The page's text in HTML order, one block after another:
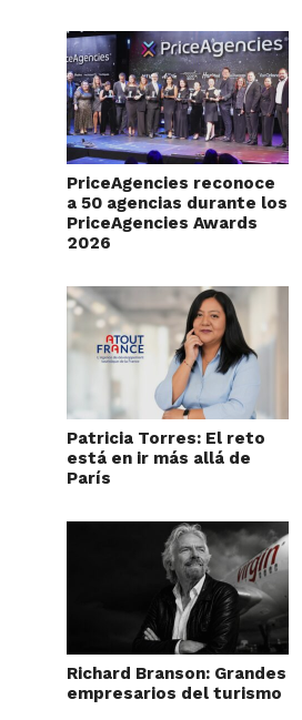
PriceAgencies reconoce
a 50 agencias durante los
PriceAgencies Awards
2026
Patricia Torres: El reto
está en ir más allá de
París
Richard Branson: Grandes
empresarios del turismo